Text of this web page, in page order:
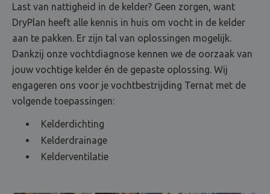
Last van nattigheid in de kelder? Geen zorgen, want
DryPlan heeft alle kennis in huis om vocht in de kelder
aan te pakken. Er zijn tal van oplossingen mogelijk.
Dankzij onze vochtdiagnose kennen we de oorzaak van
jouw vochtige kelder én de gepaste oplossing. Wij
engageren ons voor je vochtbestrijding Ternat met de
volgende toepassingen:
Kelderdichting
Kelderdrainage
Kelderventilatie